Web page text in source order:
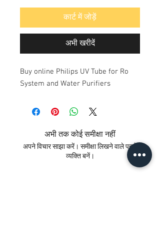
कार्ट में जोड़ें
अभी खरीदें
Buy online Philips UV Tube for Ro
System and Water Purifiers
अभी तक कोई समीक्षा नहीं
अपने विचार साझा करें। समीक्षा लिखने वाले पहले
व्यक्ति बनें।